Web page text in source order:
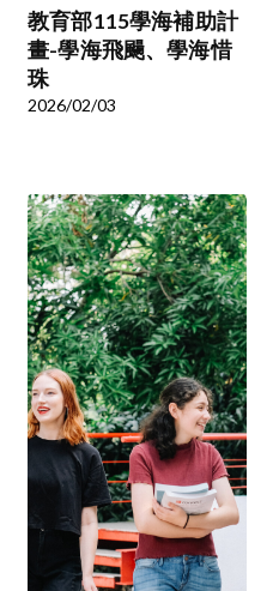
教育部115學海補助計
畫-學海飛颺、學海惜
珠
2026/02/03